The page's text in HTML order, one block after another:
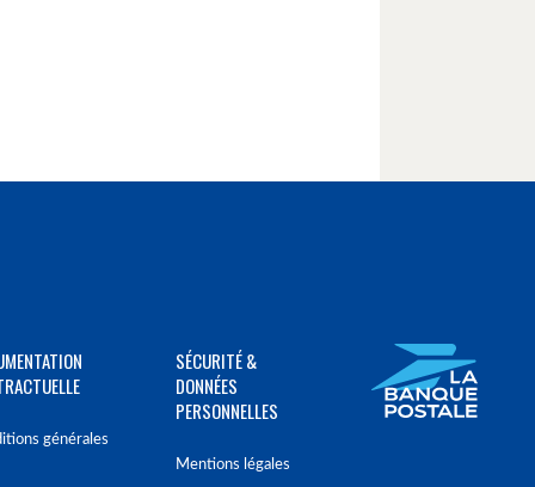
générales
SÉCURITÉ &
DONNÉES
PERSONNELLES
Mentions légales